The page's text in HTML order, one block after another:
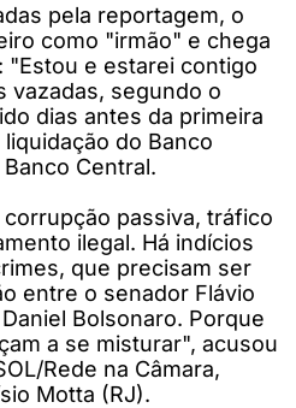
pela reportagem, o
como "irmão" e chega
e estarei contigo
vazadas, segundo o
dias antes da primeira
do Banco
Central.
passiva, tráfico
ilegal. Há indícios
que precisam ser
entre o senador Flávio
Bolsonaro. Porque
a se misturar", acusou
Rede na Câmara,
Motta (RJ).